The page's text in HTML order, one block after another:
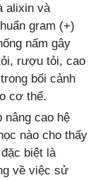
alixin và
gram (+)
nấm gây
rượu tỏi, cao
bối cảnh
cơ thể.
nâng cao hệ
nào cho thấy
biệt là
về việc sử